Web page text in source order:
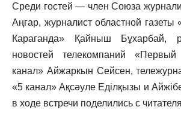
Среди гостей — член Союза
Аңғар, журналист областной газеты
Караганда» Қайныш Бұхарбай,
новостей телекомпаний «Первый
канал» Айжаркын Сейсен,
«5 канал» Ақсәуле Еділқызы и
в ходе встречи поделились с